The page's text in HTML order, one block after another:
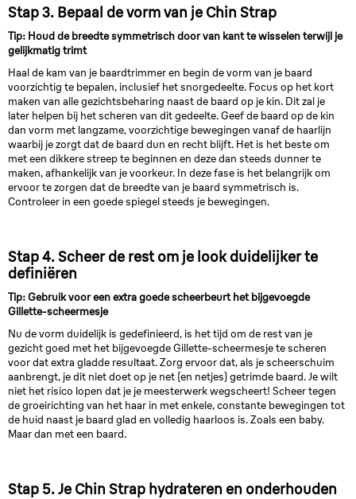
Stap 3. Bepaal de vorm van je Chin Strap
Tip: Houd de breedte symmetrisch door van kant te wisselen terwijl je
gelijkmatig trimt
Haal de kam van je baardtrimmer en begin de vorm van je baard
voorzichtig te bepalen, inclusief het snorgedeelte. Focus op het kort
maken van alle gezichtsbeharing naast de baard op je kin. Dit zal je
later helpen bij het scheren van dit gedeelte. Geef de baard op de kin
dan vorm met langzame, voorzichtige bewegingen vanaf de haarlijn
waarbij je zorgt dat de baard dun en recht blijft. Het is het beste om
met een dikkere streep te beginnen en deze dan steeds dunner te
maken, afhankelijk van je voorkeur. In deze fase is het belangrijk om
ervoor te zorgen dat de breedte van je baard symmetrisch is.
Controleer in een goede spiegel steeds je bewegingen.
Stap 4. Scheer de rest om je look duidelijker te
definiëren
Tip: Gebruik voor een extra goede scheerbeurt het bijgevoegde
Gillette-scheermesje
Nu de vorm duidelijk is gedefinieerd, is het tijd om de rest van je
gezicht goed met het bijgevoegde Gillette-scheermesje te scheren
voor dat extra gladde resultaat. Zorg ervoor dat, als je scheerschuim
aanbrengt, je dit niet doet op je net (en netjes) getrimde baard. Je wilt
niet het risico lopen dat je je meesterwerk wegscheert! Scheer tegen
de groeirichting van het haar in met enkele, constante bewegingen tot
de huid naast je baard glad en volledig haarloos is. Zoals een baby.
Maar dan met een baard.
Stap 5. Je Chin Strap hydrateren en onderhouden